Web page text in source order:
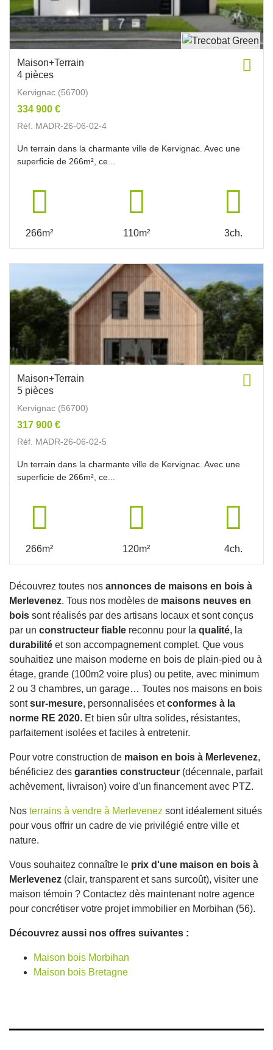
Maison+Terrain
4 pièces
Kervignac (56700)
334 900 €
Réf. MADR-26-06-02-4
Un terrain dans la charmante ville de Kervignac. Avec une
superficie de 266m², ce...
266m² 110m² 3ch.
Maison+Terrain
5 pièces
Kervignac (56700)
317 900 €
Réf. MADR-26-06-02-5
Un terrain dans la charmante ville de Kervignac. Avec une
superficie de 266m², ce...
266m² 120m² 4ch.
Découvrez toutes nos annonces de maisons en bois à
Merlevenez. Tous nos modèles de maisons neuves en
bois sont réalisés par des artisans locaux et sont conçus
par un constructeur fiable reconnu pour la qualité, la
durabilité et son accompagnement complet. Que vous
souhaitiez une maison moderne en bois de plain-pied ou à
étage, grande (100m2 voire plus) ou petite, avec minimum
2 ou 3 chambres, un garage… Toutes nos maisons en bois
sontsur-mesure, personnalisées etconformes à la
norme RE 2020. Et bien sûr ultra solides, résistantes,
parfaitement isolées et faciles à entretenir.
Pour votre construction de maison en bois à Merlevenez,
bénéficiez des garanties constructeur (décennale, parfait
achèvement, livraison) voire d'un financement avec PTZ.
Nos terrains à vendre à Merlevenez sont idéalement situés
pour vous offrir un cadre de vie privilégié entre ville et
nature.
Vous souhaitez connaître le prix d'une maison en bois à
Merlevenez (clair, transparent et sans surcoût), visiter une
maison témoin ? Contactez dès maintenant notre agence
pour concrétiser votre projet immobilier en Morbihan (56).
Découvrez aussi nos offres suivantes :
Maison bois Morbihan
Maison bois Bretagne